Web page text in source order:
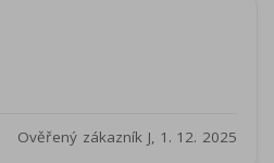
Ověřený zákazník J, 1. 12. 2025